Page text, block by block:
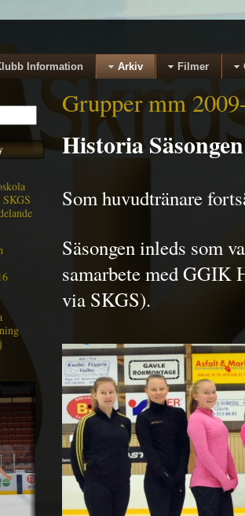
Information Arkiv Filmer
Grupper mm
Historia
Som huvudtränare
Säsongen inleds som
samarbete med GGIK
via SKGS).